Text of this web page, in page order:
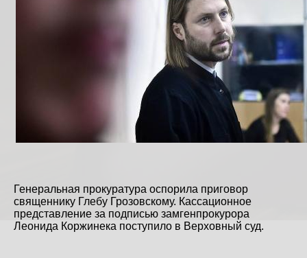
Генеральная прокуратура оспорила приговор
священнику Глебу Грозовскому. Кассационное
представление за подписью замгенпрокурора
Леонида Коржинека поступило в Верховный суд.